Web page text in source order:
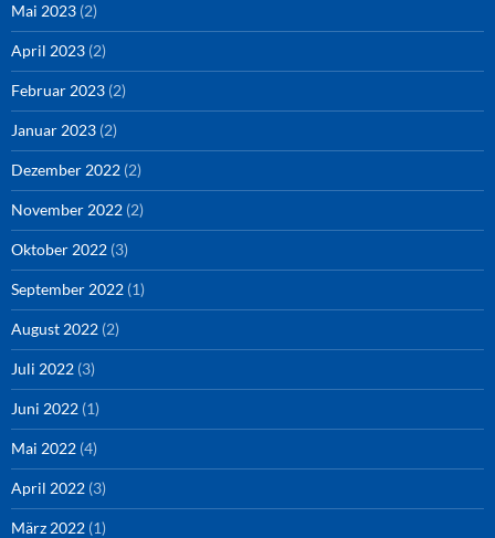
Mai 2023 (2)
April 2023 (2)
Februar 2023 (2)
Januar 2023 (2)
Dezember 2022 (2)
November 2022 (2)
Oktober 2022 (3)
September 2022 (1)
August 2022 (2)
Juli 2022 (3)
Juni 2022 (1)
Mai 2022 (4)
April 2022 (3)
März 2022 (1)